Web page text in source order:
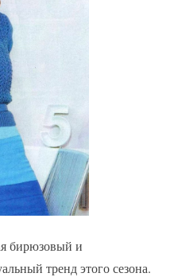
бирюзовый и
тренд этого сезона.